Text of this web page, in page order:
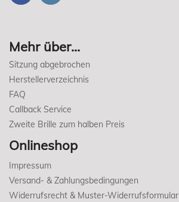
Mehr über...
Sitzung abgebrochen
Herstellerverzeichnis
FAQ
Callback Service
Zweite Brille zum halben Preis
Onlineshop
Impressum
Versand- & Zahlungsbedingungen
Widerrufsrecht & Muster-Widerrufsformular